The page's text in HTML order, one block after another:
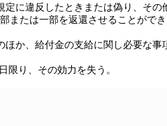
定に違反したときまたは偽り、そ
または一部を返還させることができ
ほか、給付金の支給に関し必要な事
限り、その効力を失う。